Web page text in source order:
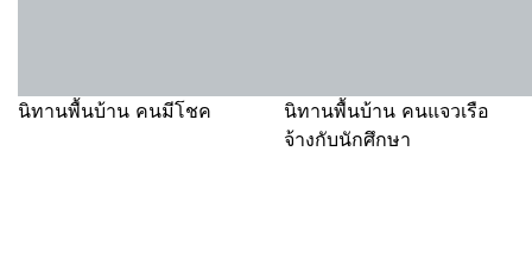
นิทานพื้นบ้าน คนมีโชค
นิทานพื้นบ้าน คนแจวเรือ
จ้างกับนักศึกษา